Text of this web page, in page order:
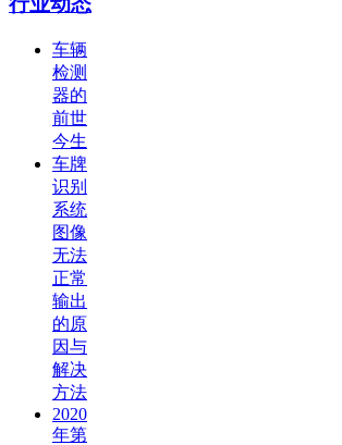
车辆
检测
器的
前世
今生
车牌
识别
系统
图像
无法
正常
输出
的原
因与
解决
方法
2020
年第